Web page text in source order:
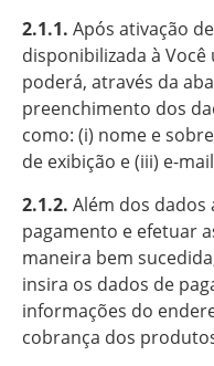
2.1.1. Após ativação
disponibilizada à
poderá, através da
preenchimento dos
como: (i) nome e
de exibição e (iii) e-
2.1.2. Além dos dados
pagamento e efetuar
maneira bem
insira os dados de
informações do
cobrança dos